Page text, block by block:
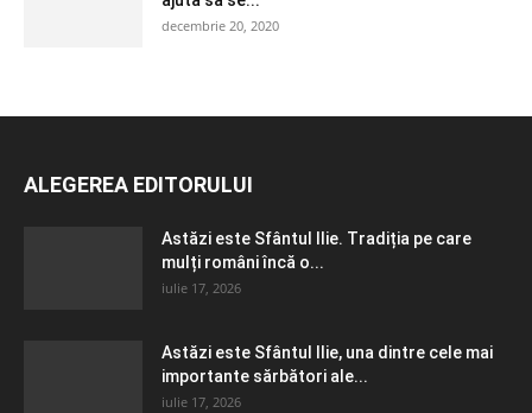
decembrie 20, 2020
ALEGEREA EDITORULUI
Astăzi este Sfântul Ilie. Tradiția pe care
mulți români încă o...
iulie 17, 2026
Astăzi este Sfântul Ilie, una dintre cele mai
importante sărbători ale...
iulie 17, 2026